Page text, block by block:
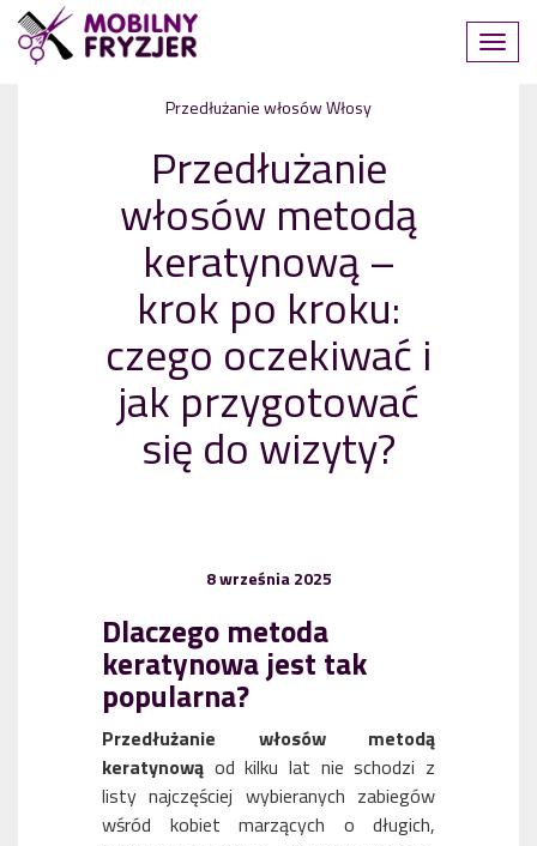
Przedłużanie włosówWłosy
Przedłużanie
włosów metodą
keratynową –
krok po kroku:
czego oczekiwać i
jak przygotować
się do wizyty?
8 września 2025
Dlaczego metoda
keratynowa jest tak
popularna?
Przedłużanie włosów metodą
keratynową od kilku lat nie schodzi z
listy najczęściej wybieranych zabiegów
wśród kobiet marzących o długich,